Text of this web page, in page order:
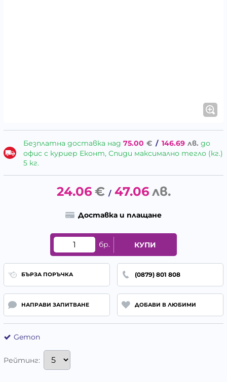
Безплатна доставка над 75.00 € / 146.69 лв. до
офис с куриер Еконт, Спиди максимално тегло (кг.)
5 кг.
24.06 € / 47.06 лв.
Доставка и плащане
бр. КУПИ
БЪРЗА ПОРЪЧКА (0879) 801 808
НАПРАВИ ЗАПИТВАНЕ ДОБАВИ В ЛЮБИМИ
Gemon
Рейтинг: